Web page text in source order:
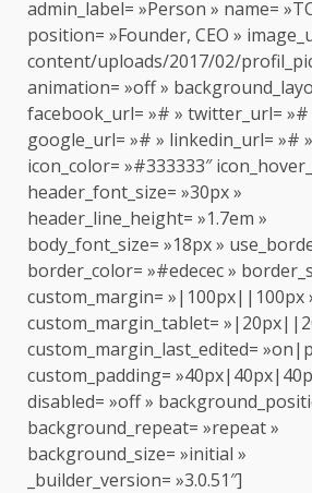
admin_label= »Person » name=
position= »Founder, CEO »
content/uploads/2017/02/
animation= »off »
facebook_url= »# » twitter_url= »#
google_url= »# » linkedin_url= »# »
icon_color= »#333333″
header_font_size= »30px »
header_line_height= »1.7em »
body_font_size= »18px »
border_color= »#edecec »
custom_margin= »|100px||100px
custom_margin_tablet=
custom_margin_last_edited=
custom_padding=
disabled= »off »
background_repeat= »repeat »
background_size= »initial »
_builder_version= »3.0.51″]